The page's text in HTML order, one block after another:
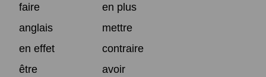
faire
en plus
anglais
mettre
en effet
contraire
être
avoir